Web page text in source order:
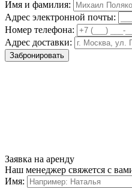
Имя и фамилия:
Адрес электронной почты:
Номер телефона:
Адрес доставки:
Забронировать
Заявка на аренду
Наш менеджер свяжется с
Имя: